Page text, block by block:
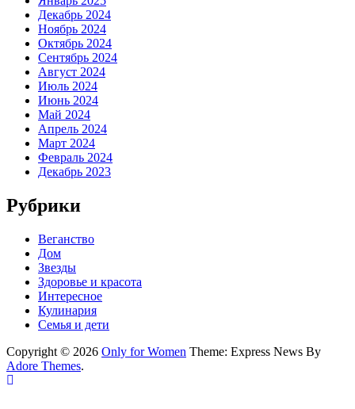
Декабрь 2024
Ноябрь 2024
Октябрь 2024
Сентябрь 2024
Август 2024
Июль 2024
Июнь 2024
Май 2024
Апрель 2024
Март 2024
Февраль 2024
Декабрь 2023
Рубрики
Веганство
Дом
Звезды
Здоровье и красота
Интересное
Кулинария
Семья и дети
Copyright © 2026 Only for Women Theme: Express News By
Adore Themes.